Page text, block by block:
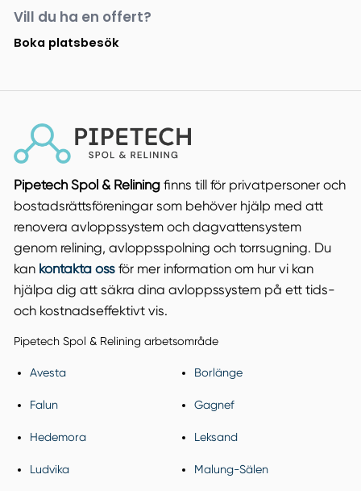
Vill du ha en offert?
Boka platsbesök
Pipetech Spol & Reliningfinns till för privatpersoner och
bostadsrättsföreningar som behöver hjälp med att
renovera avloppssystem och dagvattensystem
genom relining, avloppsspolning och torrsugning. Du
kan kontakta ossför mer information om hur vi kan
hjälpa dig att säkra dina avloppssystem på ett tids-
och kostnadseffektivt vis.
Pipetech Spol & Relining arbetsområde
Avesta Borlänge
Falun Gagnef
Hedemora Leksand
Ludvika Malung-Sälen